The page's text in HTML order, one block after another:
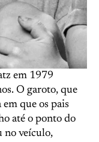
em 1979
O garoto, que
que os pais
até o ponto do
no veículo,